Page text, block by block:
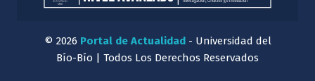
© 2026 Portal de Actualidad- Universidad del
Bío-Bío | Todos Los Derechos Reservados